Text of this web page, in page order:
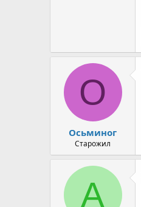
О
Осьминог
Старожил
A